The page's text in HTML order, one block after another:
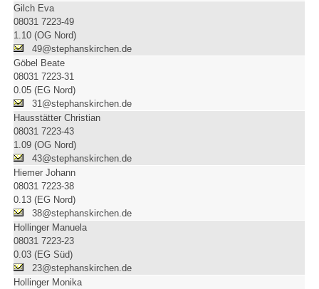
Gilch Eva
08031 7223-49
1.10 (OG Nord)
49@stephanskirchen.de
Göbel Beate
08031 7223-31
0.05 (EG Nord)
31@stephanskirchen.de
Hausstätter Christian
08031 7223-43
1.09 (OG Nord)
43@stephanskirchen.de
Hiemer Johann
08031 7223-38
0.13 (EG Nord)
38@stephanskirchen.de
Hollinger Manuela
08031 7223-23
0.03 (EG Süd)
23@stephanskirchen.de
Hollinger Monika